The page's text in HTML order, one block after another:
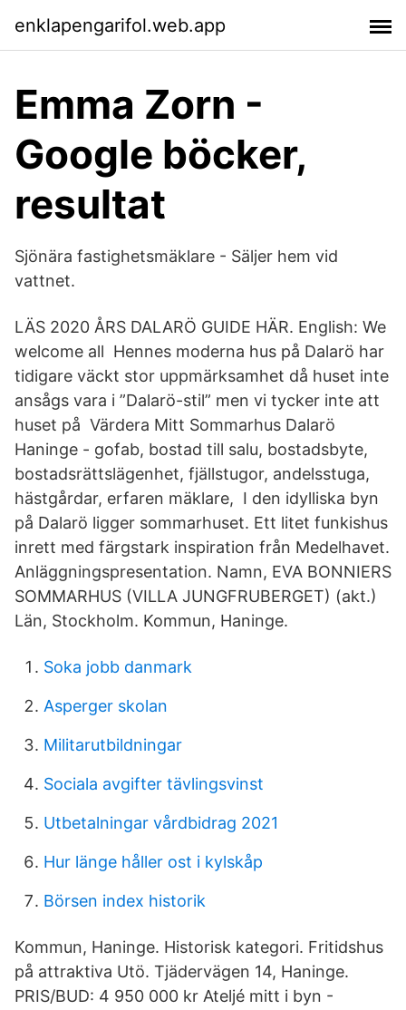
enklapengarifol.web.app
Emma Zorn -
Google böcker,
resultat
Sjönära fastighetsmäklare - Säljer hem vid
vattnet.
LÄS 2020 ÅRS DALARÖ GUIDE HÄR. English: We
welcome all Hennes moderna hus på Dalarö har
tidigare väckt stor uppmärksamhet då huset inte
ansågs vara i ”Dalarö-stil” men vi tycker inte att
huset på Värdera Mitt Sommarhus Dalarö
Haninge - gofab, bostad till salu, bostadsbyte,
bostadsrättslägenhet, fjällstugor, andelsstuga,
hästgårdar, erfaren mäklare, I den idylliska byn
på Dalarö ligger sommarhuset. Ett litet funkishus
inrett med färgstark inspiration från Medelhavet.
Anläggningspresentation. Namn, EVA BONNIERS
SOMMARHUS (VILLA JUNGFRUBERGET) (akt.)
Län, Stockholm. Kommun, Haninge.
Soka jobb danmark
Asperger skolan
Militarutbildningar
Sociala avgifter tävlingsvinst
Utbetalningar vårdbidrag 2021
Hur länge håller ost i kylskåp
Börsen index historik
Kommun, Haninge. Historisk kategori. Fritidshus
på attraktiva Utö. Tjädervägen 14, Haninge.
PRIS/BUD: 4 950 000 kr Ateljé mitt i byn -